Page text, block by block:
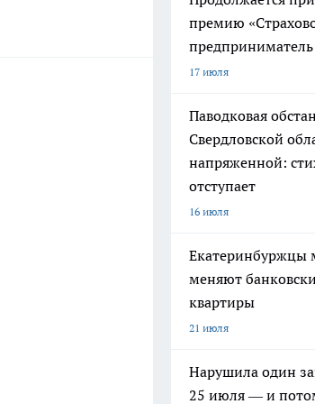
премию
предприниматель
17 июля
Паводковая
Свердловской
напряженной:
отступает
16 июля
Екатеринбуржцы
меняют
квартиры
21 июля
Нарушила один
25 июля — и